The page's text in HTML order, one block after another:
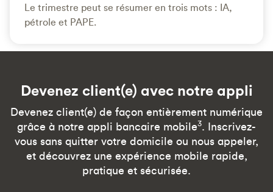
Le trimestre peut se résumer en trois mots : IA,
pétrole et PAPE.
Devenez client(e) avec notre appli
Devenez client(e) de façon entièrement numérique
grâce à notre appli bancaire mobile3. Inscrivez-
vous sans quitter votre domicile ou nous appeler,
et découvrez une expérience mobile rapide,
pratique et sécurisée.